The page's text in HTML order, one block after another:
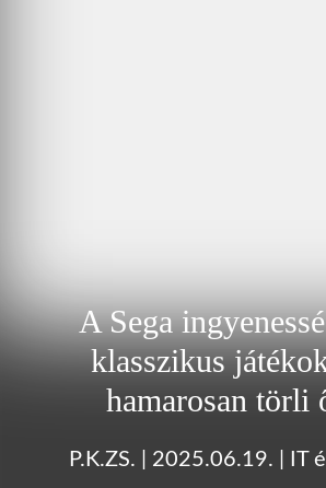
A Sega
klasszikus
hamarosan törli
P.K.ZS. 2025.06.19. IT